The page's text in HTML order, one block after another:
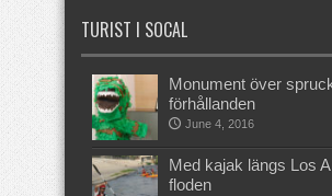
TURIST I SOCAL
Monument över
förhållanden
June 4, 2016
Med kajak längs Los
floden